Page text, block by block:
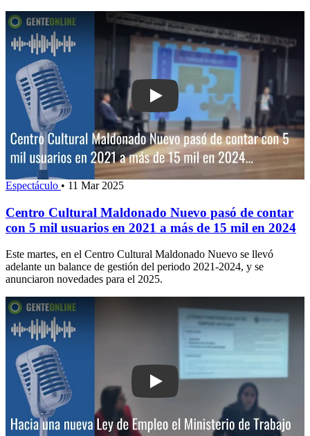
Play: Centro Cultural Maldonado
Espectáculo • 11 Mar 2025
Centro Cultural Maldonado Nuevo pasó de contar
con 5 mil usuarios en 2021 a más de 15 mil en 2024
Este martes, en el Centro Cultural Maldonado Nuevo se llevó
adelante un balance de gestión del periodo 2021-2024, y se
anunciaron novedades para el 2025.
Play: Hacia una nueva Ley de